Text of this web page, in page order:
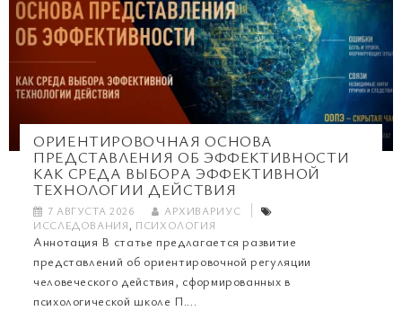
ОРИЕНТИРОВОЧНАЯ ОСНОВА
ПРЕДСТАВЛЕНИЯ ОБ ЭФФЕКТИВНОСТИ
КАК СРЕДА ВЫБОРА ЭФФЕКТИВНОЙ
ТЕХНОЛОГИИ ДЕЙСТВИЯ
7 АВГУСТА 2026
АРХИВАРИУС
ИССЛЕДОВАНИЯ, ПСИХОЛОГИЯ
Аннотация В статье предлагается развитие
представлений об ориентировочной регуляции
человеческого действия, сформированных в
психологической школе П....